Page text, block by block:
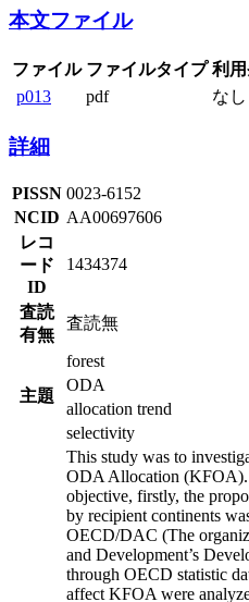
本文ファイル
ファイル ファイルタイプ 利
p013
pdf なし
詳細
PISSN 0023-6152
NCID AA00697606
レコ
ード
ID
1434374
査読
有無
査読無
主題
forest
ODA
allocation trend
selectivity
This study was to
ODA Allocation (KFOA).
objective, firstly, the
by recipient continents
OECD/DAC (The
and Development’s
through OECD statistic
affect KFOA were